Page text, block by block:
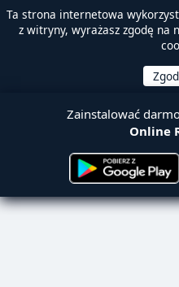
Ta strona internetowa
z witryny, wyrażasz zgodę na
Zainstalować
Online